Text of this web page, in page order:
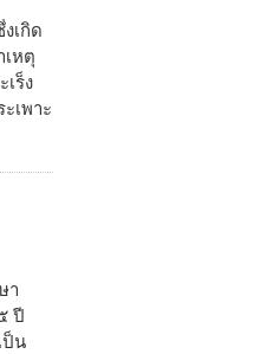
เกิด
หตุ
ร็ง
เพาะ
า
ปี
ป็น